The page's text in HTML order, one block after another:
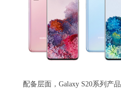
配备层面，Galaxy S20系列产